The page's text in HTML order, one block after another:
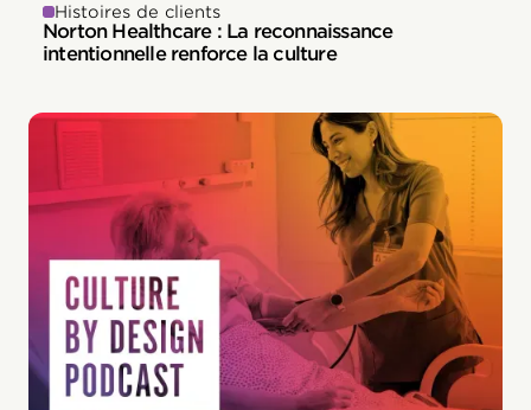
Histoires de clients
Norton Healthcare : La reconnaissance
intentionnelle renforce la culture